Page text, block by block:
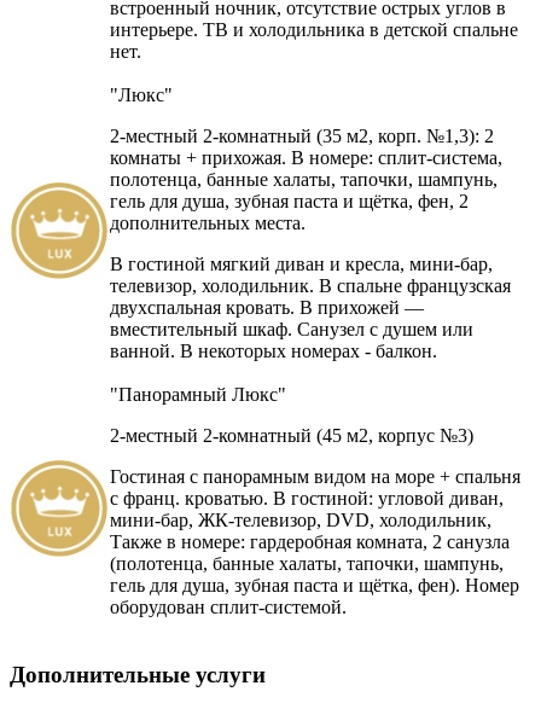
встроенный ночник, отсутствие острых углов в
интерьере. ТВ и холодильника в детской спальне
нет.
"Люкс"
2-местный 2-комнатный (35 м2, корп. №1,3): 2
комнаты + прихожая. В номере: сплит-система,
полотенца, банные халаты, тапочки, шампунь,
гель для душа, зубная паста и щётка, фен, 2
дополнительных места.
В гостиной мягкий диван и кресла, мини-бар,
телевизор, холодильник. В спальне французская
двухспальная кровать. В прихожей —
вместительный шкаф. Санузел с душем или
ванной. В некоторых номерах - балкон.
"Панорамный Люкс"
2-местный 2-комнатный (45 м2, корпус №3)
Гостиная с панорамным видом на море + спальня
с франц. кроватью. В гостиной: угловой диван,
мини-бар, ЖК-телевизор, DVD, холодильник,
Также в номере: гардеробная комната, 2 санузла
(полотенца, банные халаты, тапочки, шампунь,
гель для душа, зубная паста и щётка, фен). Номер
оборудован сплит-системой.
Дополнительные услуги